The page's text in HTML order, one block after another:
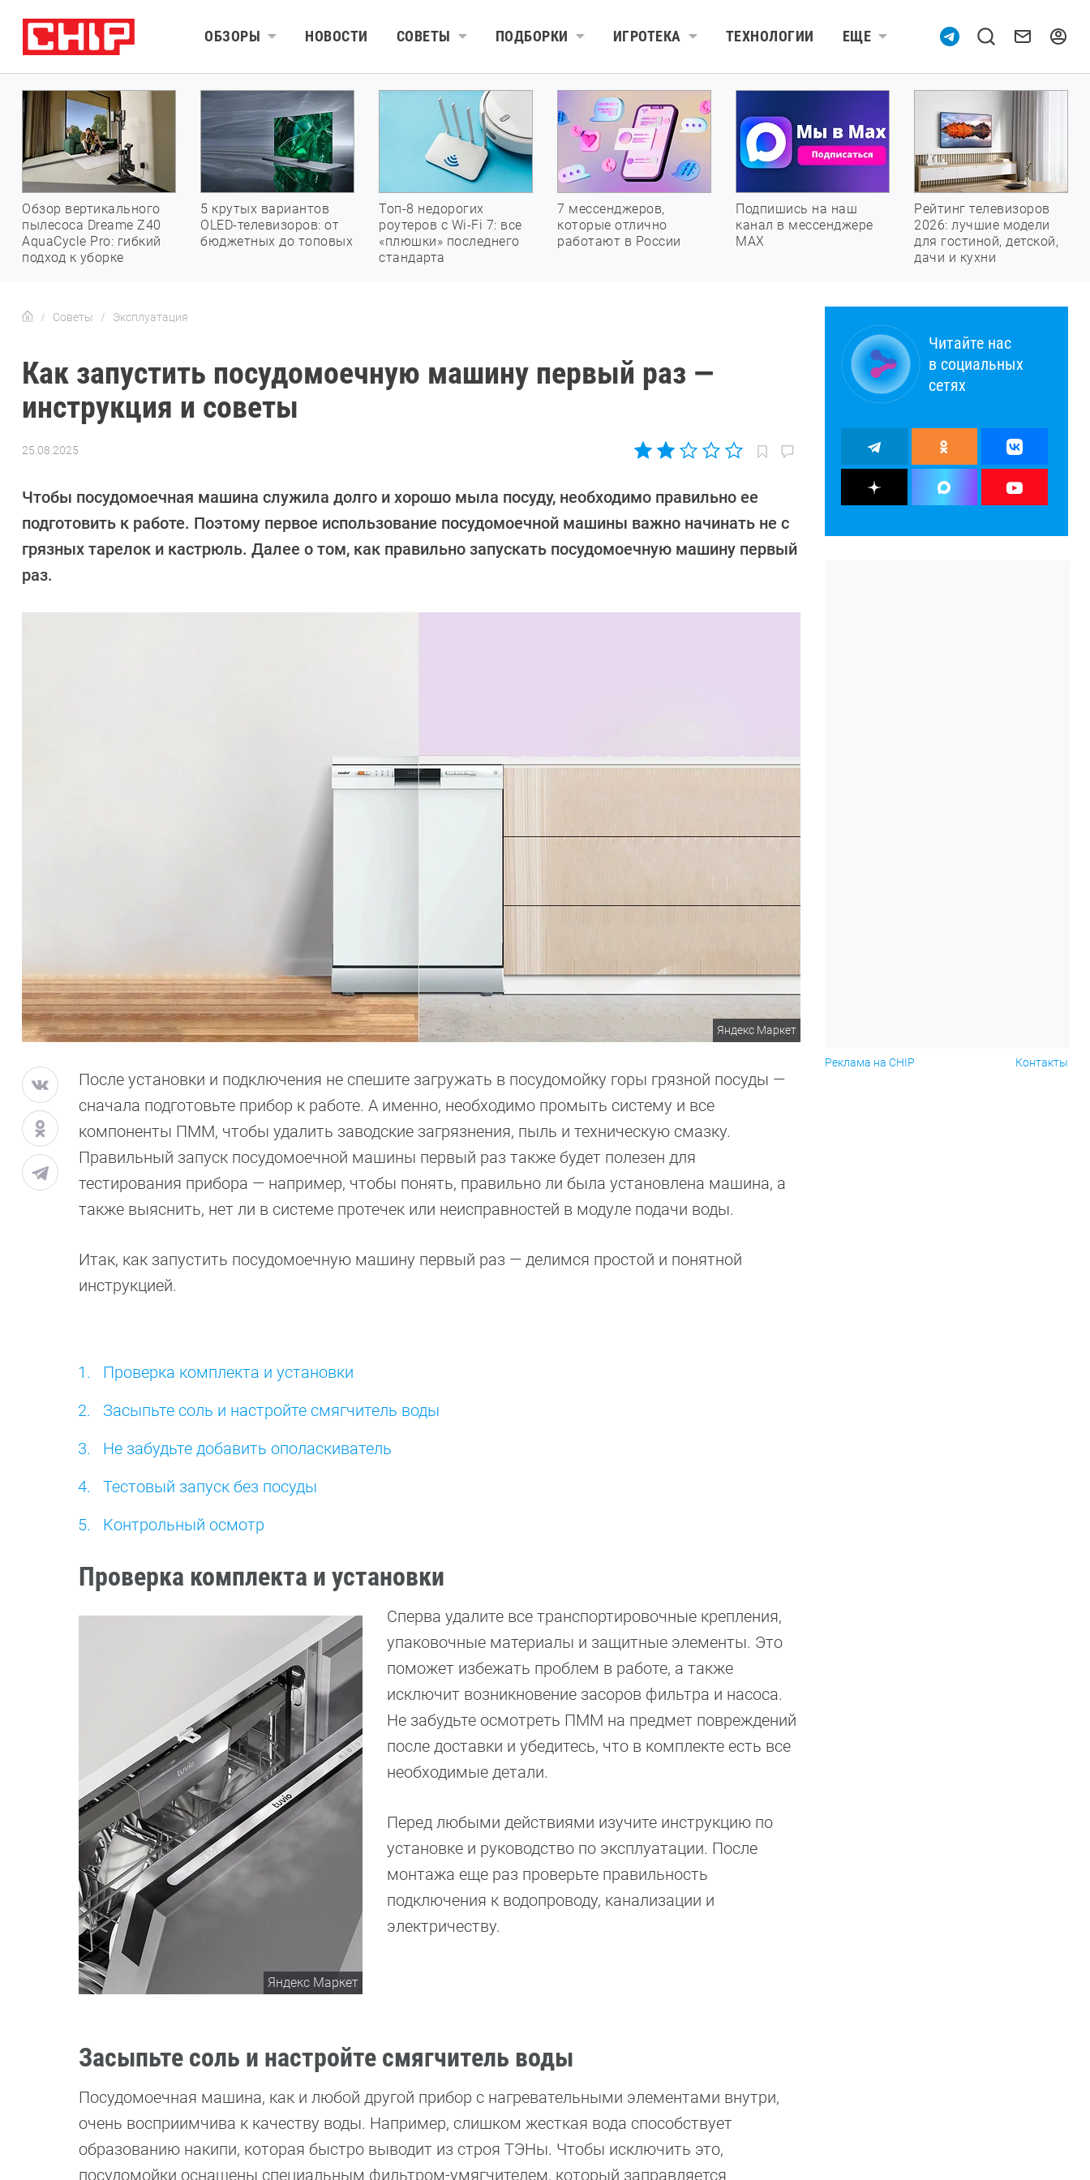
ОБЗОРЫ НОВОСТИ СОВЕТЫ ПОДБОРКИ ИГРОТЕКА ТЕХНОЛОГИИ ЕЩЕ
Обзор вертикального
пылесоса Dreame Z40
AquaCycle Pro: гибкий
подход к уборке
5 крутых вариантов
OLED-телевизоров: от
бюджетных до топовых
Топ-8 недорогих
роутеров с Wi-Fi 7: все
«плюшки» последнего
стандарта
7 мессенджеров,
которые отлично
работают в России
Подпишись на наш
канал в мессенджере
МАХ
Рейтинг телевизоров
2026: лучшие модели
для гостиной, детской,
дачи и кухни
Советы Эксплуатация
Как запустить посудомоечную машину первый раз —
инструкция и советы
25.08.2025
Ивовый
Чтобы посудомоечная машина служила долго и хорошо мыла посуду, необходимо правильно ее
подготовить к работе. Поэтому первое использование посудомоечной машины важно начинать не с
грязных тарелок и кастрюль. Далее о том, как правильно запускать посудомоечную машину первый
раз.
Яндекс Маркет
После установки и подключения не спешите загружать в посудомойку горы грязной посуды —
сначала подготовьте прибор к работе. А именно, необходимо промыть систему и все
компоненты ПММ, чтобы удалить заводские загрязнения, пыль и техническую смазку.
Правильный запуск посудомоечной машины первый раз также будет полезен для
тестирования прибора — например, чтобы понять, правильно ли была установлена машина, а
также выяснить, нет ли в системе протечек или неисправностей в модуле подачи воды.
Итак, как запустить посудомоечную машину первый раз — делимся простой и понятной
инструкцией.
Проверка комплекта и установки
Засыпьте соль и настройте смягчитель воды
Не забудьте добавить ополаскиватель
Тестовый запуск без посуды
Контрольный осмотр
Проверка комплекта и установки
Яндекс Маркет
Сперва удалите все транспортировочные крепления,
упаковочные материалы и защитные элементы. Это
поможет избежать проблем в работе, а также
исключит возникновение засоров фильтра и насоса.
Не забудьте осмотреть ПММ на предмет повреждений
после доставки и убедитесь, что в комплекте есть все
необходимые детали.
Перед любыми действиями изучите инструкцию по
установке и руководство по эксплуатации. После
монтажа еще раз проверьте правильность
подключения к водопроводу, канализации и
электричеству.
Засыпьте соль и настройте смягчитель воды
Посудомоечная машина, как и любой другой прибор с нагревательными элементами внутри,
очень восприимчива к качеству воды. Например, слишком жесткая вода способствует
образованию накипи, которая быстро выводит из строя ТЭНы. Чтобы исключить это,
посудомойки оснащены специальным фильтром-умягчителем, который заправляется
Читайте нас
в социальных
сетях
Реклама на CHIP Контакты